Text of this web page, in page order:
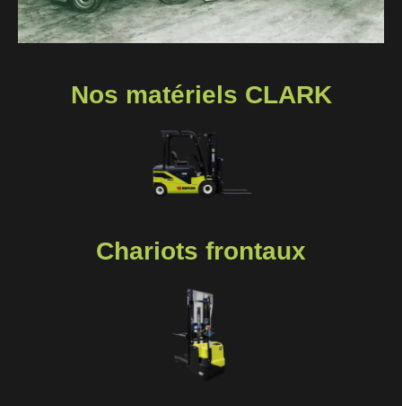
Nos matériels CLARK
Chariots frontaux